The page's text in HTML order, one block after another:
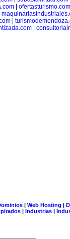
| ofertasturismo.com
|
| Web Hosting |
| Industrias |